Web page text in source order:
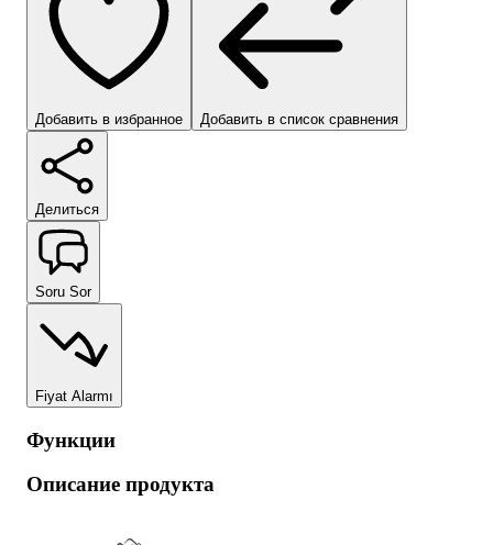
Добавить в избранное Добавить в список сравнения
Делиться
Soru Sor
Fiyat Alarmı
Функции
Описание продукта